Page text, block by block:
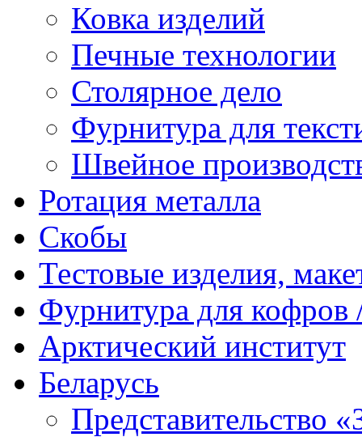
Ковка изделий
Печные технологии
Столярное дело
Фурнитура для
Швейное
Ротация металла
Скобы
Тестовые изделия,
Фурнитура для кофров
Арктический институт
Беларусь
Представительство